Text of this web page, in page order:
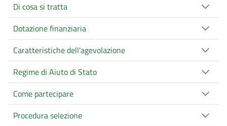
Di cosa si tratta
Dotazione finanziaria
Caratteristiche dell'agevolazione
Regime di Aiuto di Stato
Come partecipare
Procedura selezione